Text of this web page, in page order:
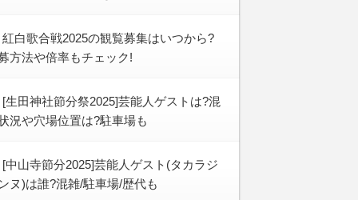
紅白歌合戦2025の観覧募集はいつから?
方法や倍率もチェック!
[生田神社節分祭2025]芸能人ゲストは?混
況や穴場位置は?駐車場も
[中山寺節分2025]芸能人ゲスト(タカラジ
ヌ)は誰?混雑/駐車場/歴代も